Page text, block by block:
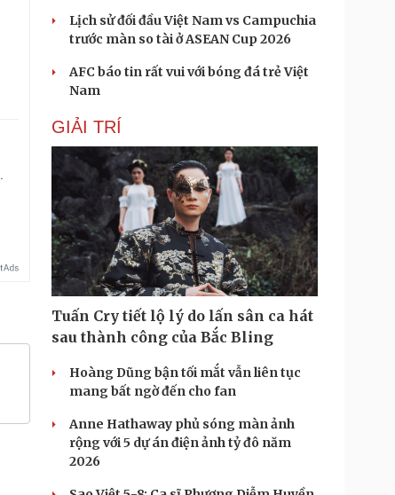
Lịch sử đối đầu Việt Nam vs Campuchia
trước màn so tài ở ASEAN Cup 2026
AFC báo tin rất vui với bóng đá trẻ Việt
Nam
GIẢI TRÍ
Tuấn Cry tiết lộ lý do lấn sân ca hát
sau thành công của Bắc Bling
Hoàng Dũng bận tối mắt vẫn liên tục
mang bất ngờ đến cho fan
Anne Hathaway phủ sóng màn ảnh
rộng với 5 dự án điện ảnh tỷ đô năm
2026